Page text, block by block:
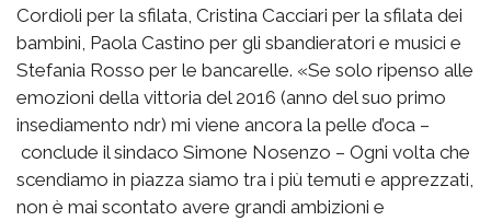
Cordioli per la sfilata, Cristina Cacciari per la sfilata dei
bambini, Paola Castino per gli sbandieratori e musici e
Stefania Rosso per le bancarelle. «Se solo ripenso alle
emozioni della vittoria del 2016 (anno del suo primo
insediamento ndr) mi viene ancora la pelle d’oca –
conclude il sindaco Simone Nosenzo – Ogni volta che
scendiamo in piazza siamo tra i più temuti e apprezzati,
non è mai scontato avere grandi ambizioni e